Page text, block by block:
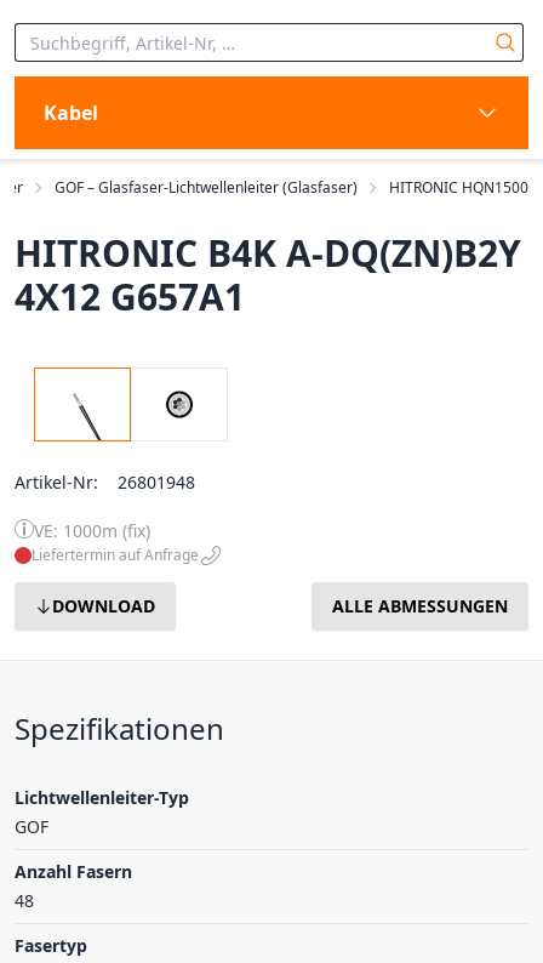
Kabel
GOF – Glasfaser-Lichtwellenleiter (Glasfaser) HITRONIC HQN1500
HITRONIC B4K A-DQ(ZN)B2Y
4X12 G657A1
Artikel-Nr: 26801948
VE: 1000m (fix)
Liefertermin auf Anfrage
DOWNLOAD ALLE ABMESSUNGEN
Spezifikationen
Lichtwellenleiter-Typ
GOF
Anzahl Fasern
48
Fasertyp